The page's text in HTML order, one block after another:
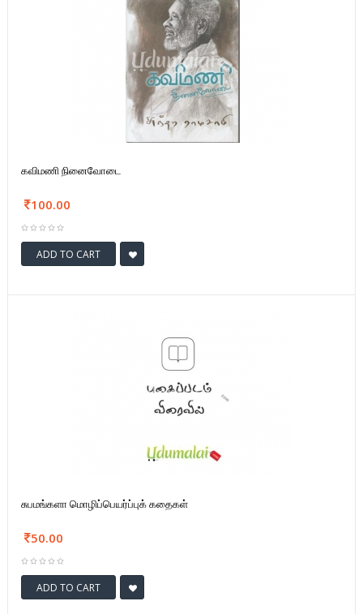
கவிமணி நினைவோடை
100.00
ADD TO CART
சுபமங்களா மொழிப்பெயர்ப்புக் கதைகள்
50.00
ADD TO CART